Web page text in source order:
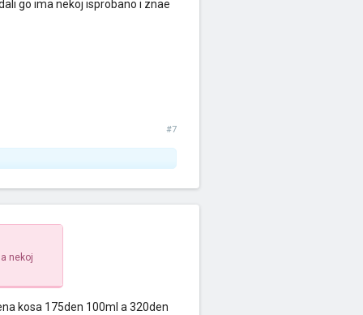
go ima nekoj isprobano i znae
#7
nekoj
kosa 175den 100ml a 320den